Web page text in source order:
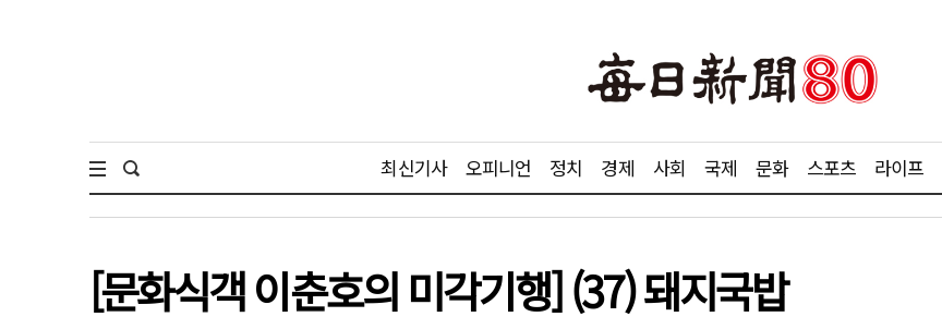
최신기사 오피니언 정치 경제 사회 국제 문화 스포츠 라이프
[문화식객 이춘호의 미각기행] (37) 돼지국밥